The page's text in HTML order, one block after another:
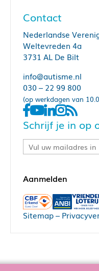
Contact
Nederlandse
Weltevreden 4a
3731 AL De Bilt
info@autisme.nl
030 – 22 99 800
(op werkdagen van
Schrijf je in op
Sitemap–